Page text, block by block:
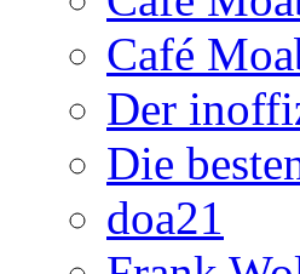
Café
Der
Die
doa21